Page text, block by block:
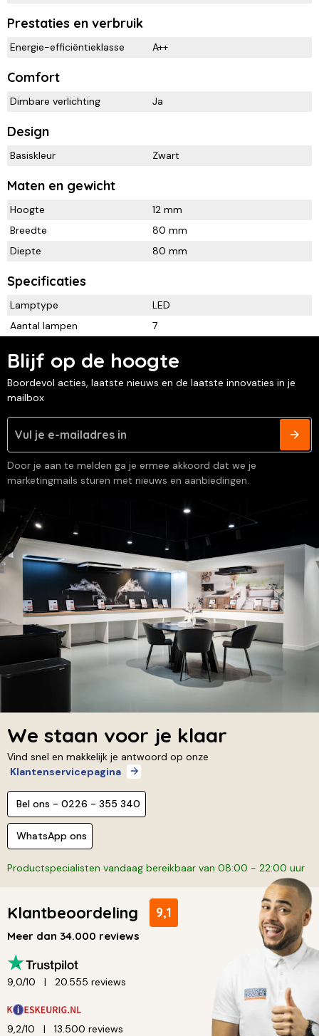
Prestaties en verbruik
Energie-efficiëntieklasse A++
Comfort
Dimbare verlichting Ja
Design
Basiskleur Zwart
Maten en gewicht
Hoogte
12 mm
Breedte
80 mm
Diepte
80 mm
Specificaties
Lamptype
LED
Aantal lampen
7
Blijf op de hoogte
Boordevol acties, laatste nieuws en de laatste innovaties in je
mailbox
Door je aan te melden ga je ermee akkoord dat we je
marketingmails sturen met nieuws en aanbiedingen.
We staan voor je klaar
Vind snel en makkelijk je antwoord op onze
Klantenservicepagina
Bel ons - 0226 - 355 340
WhatsApp ons
Productspecialisten vandaag bereikbaar van 08:00 - 22:00 uur
Klantbeoordeling 9,1
Meer dan 34.000 reviews
9,0/10 20.555 reviews
9,2/10 13.500 reviews